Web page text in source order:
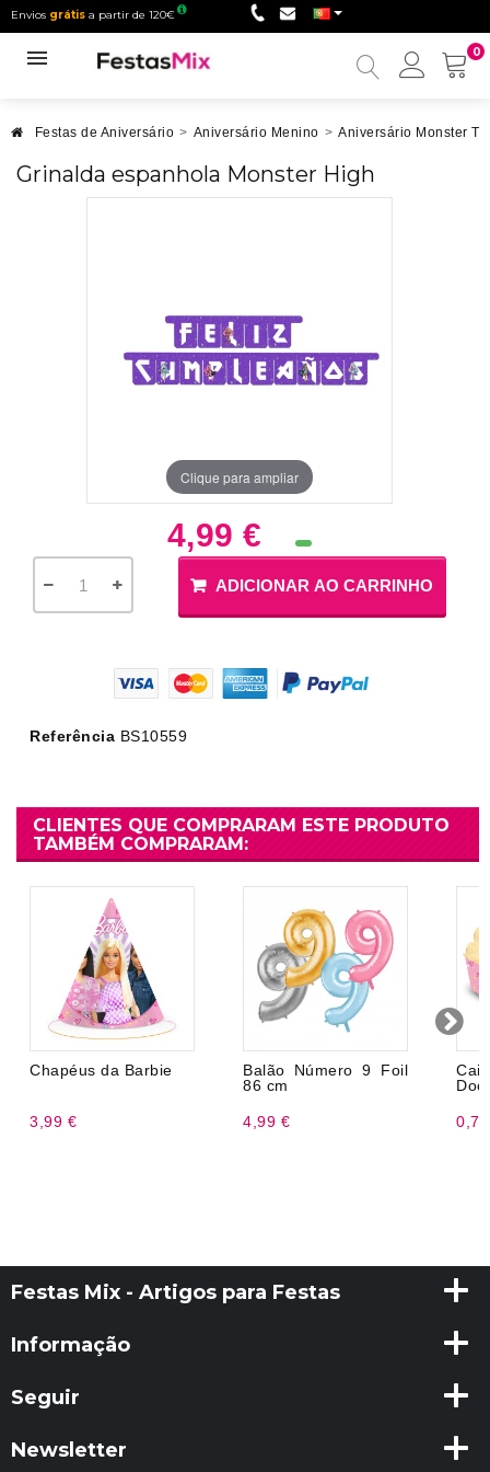
Envios grátis a partir de 120€
0
Minha
Festas de Aniversário > Aniversário Menino > Aniversário Monster
Grinalda espanhola Monster High
Clique para ampliar
4,99 €
ADICIONAR AO CARRINHO
Referência BS10559
CLIENTES QUE COMPRARAM ESTE PRODUTO
TAMBÉM COMPRARAM:
Chapéus da Barbie
3,99 €
Balão Número 9 Foil
86 cm
4,99 €
Festas Mix - Artigos para Festas
Informação
Seguir
Newsletter